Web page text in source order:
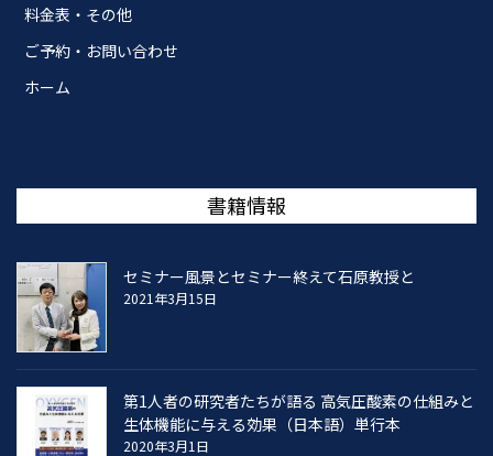
料金表・その他
ご予約・お問い合わせ
ホーム
書籍情報
セミナー風景とセミナー終えて石原教授と
2021年3月15日
第1人者の研究者たちが語る 高気圧酸素の仕組みと
生体機能に与える効果（日本語）単行本
2020年3月1日